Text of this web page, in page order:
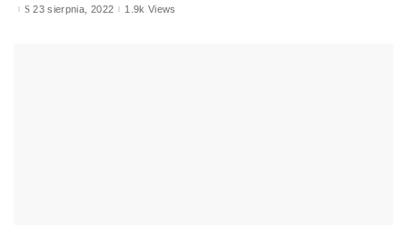
23 sierpnia, 2022
1.9k Views